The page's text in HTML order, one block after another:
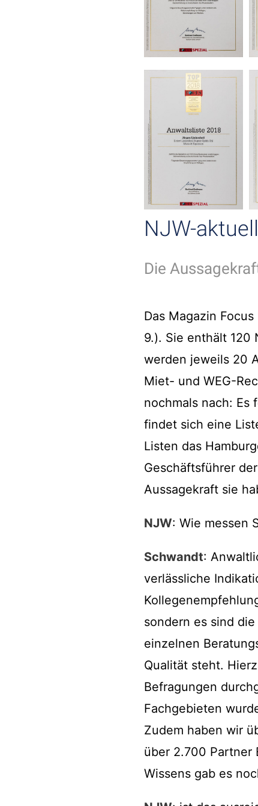
NJW-aktuell
Die
Das Magazin
9.). Sie enthält 120
werden jeweils 20
Miet- und WEG-
nochmals nach: Es
findet sich eine
Listen das
Geschäftsführer
Aussagekraft sie
NJW: Wie messen
Schwandt:
verlässliche
sondern es sind
einzelnen
Qualität steht.
Befragungen
Fachgebieten
Zudem haben wir
über 2.700 Partner
Wissens gab es